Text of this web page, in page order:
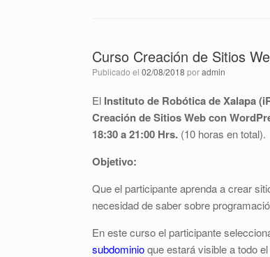
Curso Creación de Sitios
Publicado el 02/08/2018 poradmin
El Instituto de Robótica de Xalapa
Creación de Sitios Web con
18:30 a 21:00 Hrs. (10 horas en total).
Objetivo:
Que el participante aprenda a crear
necesidad de saber sobre
En este curso el participante
subdominioque estará visible a todo